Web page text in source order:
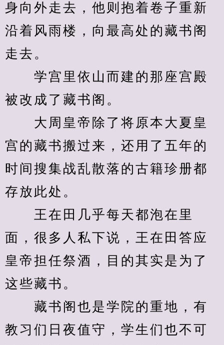
身向外走去，他则抱着卷子重新
沿着风雨楼，向最高处的藏书阁
走去。
学宫里依山而建的那座宫殿
被改成了藏书阁。
大周皇帝除了将原本大夏皇
宫的藏书搬过来，还用了五年的
时间搜集战乱散落的古籍珍册都
存放此处。
王在田几乎每天都泡在里
面，很多人私下说，王在田答应
皇帝担任祭酒，目的其实是为了
这些藏书。
藏书阁也是学院的重地，有
教习们日夜值守，学生们也不可